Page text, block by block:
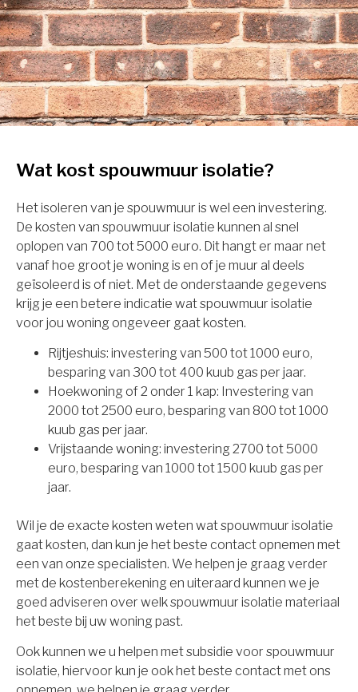
Wat kost spouwmuur isolatie?
Het isoleren van je spouwmuur is wel een investering.
De kosten van spouwmuur isolatie kunnen al snel
oplopen van 700 tot 5000 euro. Dit hangt er maar net
vanaf hoe groot je woning is en of je muur al deels
geïsoleerd is of niet. Met de onderstaande gegevens
krijg je een betere indicatie wat spouwmuur isolatie
voor jou woning ongeveer gaat kosten.
Rijtjeshuis: investering van 500 tot 1000 euro,
besparing van 300 tot 400 kuub gas per jaar.
Hoekwoning of 2 onder 1 kap: Investering van
2000 tot 2500 euro, besparing van 800 tot 1000
kuub gas per jaar.
Vrijstaande woning: investering 2700 tot 5000
euro, besparing van 1000 tot 1500 kuub gas per
jaar.
Wil je de exacte kosten weten wat spouwmuur isolatie
gaat kosten, dan kun je het beste contact opnemen met
een van onze specialisten. We helpen je graag verder
met de kostenberekening en uiteraard kunnen we je
goed adviseren over welk spouwmuur isolatie materiaal
het beste bij uw woning past.
Ook kunnen we u helpen met subsidie voor spouwmuur
isolatie, hiervoor kun je ook het beste contact met ons